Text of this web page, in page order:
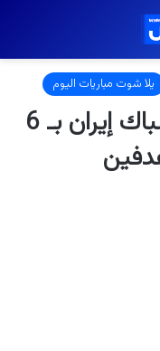
يلا شوت مباريات اليوم
منتخب إنجلترا يٌمطر شباك إيران بـ 6